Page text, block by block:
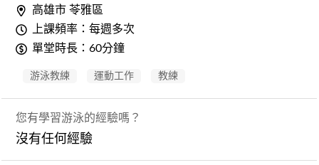
高雄市 苓雅區
上課頻率：每週多次
單堂時長：60分鐘
游泳教練 運動工作 教練
您有學習游泳的經驗嗎？
沒有任何經驗